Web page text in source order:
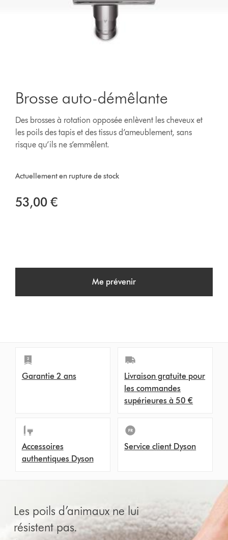
Brosse auto-démêlante
Des brosses à rotation opposée enlèvent les cheveux et
les poils des tapis et des tissus d’ameublement, sans
risque qu’ils ne s’emmêlent.
Actuellement en rupture de stock
53,00 €
Me prévenir
Garantie 2 ans
Livraison gratuite pour
les commandes
supérieures à 50 €
Accessoires
authentiques Dyson
Service client Dyson
Les poils d’animaux ne lui
résistent pas.